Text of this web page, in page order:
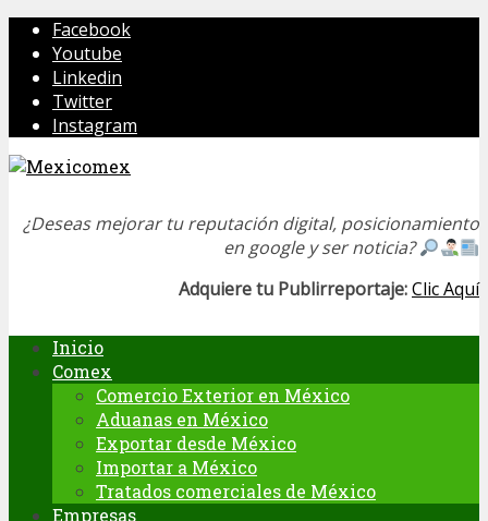
Facebook
Youtube
Linkedin
Twitter
Instagram
¿Deseas mejorar tu reputación digital, posicionamiento
en google y ser noticia?
Adquiere tu Publirreportaje:Clic Aquí
Inicio
Comex
Comercio Exterior en México
Aduanas en México
Exportar desde México
Importar a México
Tratados comerciales de México
Empresas